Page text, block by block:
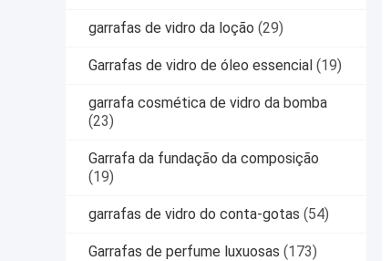
garrafas de vidro da loção (29)
Garrafas de vidro de óleo essencial (19)
garrafa cosmética de vidro da bomba
(23)
Garrafa da fundação da composição
(19)
garrafas de vidro do conta-gotas (54)
Garrafas de perfume luxuosas (173)